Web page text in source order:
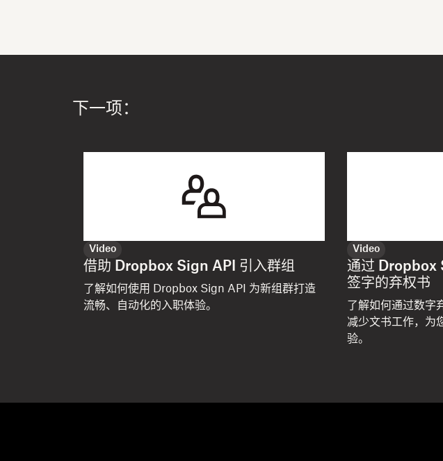
下一项：
Video
借助 Dropbox Sign API 引入群组
了解如何使用 Dropbox Sign API 为新组群打造
流畅、自动化的入职体验。
Video
通过 Dropbox
签字的弃权书
了解如何通过数字
减少文书工作，为
验。